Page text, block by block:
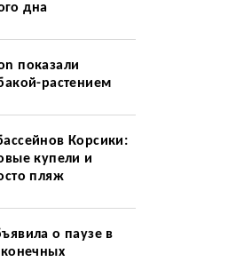
дна
показали
растением
Корсики:
купели и
пляж
о паузе в